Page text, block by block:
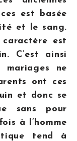
est basée
et le sang.
caractère est
C’est ainsi
mariages ne
ont ces
et donc se
sans pour
à l’homme
tend à